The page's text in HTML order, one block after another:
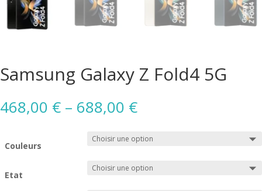
Samsung Galaxy Z Fold4 5G
468,00 € – 688,00 €
Couleurs
Etat